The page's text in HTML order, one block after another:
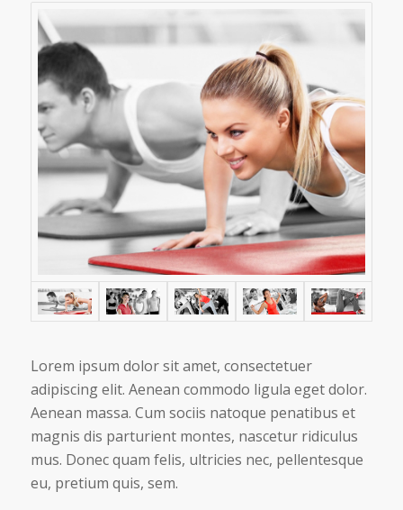
Lorem ipsum dolor sit amet, consectetuer
adipiscing elit. Aenean commodo ligula eget dolor.
Aenean massa. Cum sociis natoque penatibus et
magnis dis parturient montes, nascetur ridiculus
mus. Donec quam felis, ultricies nec, pellentesque
eu, pretium quis, sem.